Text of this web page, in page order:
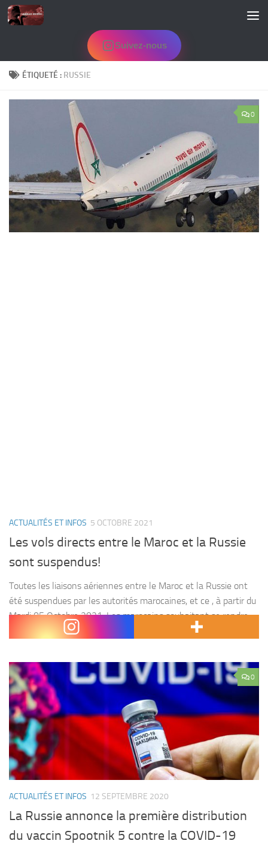
Skip to content
Suivez-nous
ÉTIQUETÉ : RUSSIE
0
ACTUALITÉS ET INFOS 5 OCTOBRE 2021
Les vols directs entre le Maroc et la Russie
sont suspendus!
Toutes les liaisons aériennes entre le Maroc et la Russie ont
été suspendues par les autorités marocaines, et ce , à partir du
Mardi 05 Octobre 2021. Les marocains souhaitant se rendre
en Russie...
0
ACTUALITÉS ET INFOS 12 SEPTEMBRE 2020
La Russie annonce la première distribution
du vaccin Spootnik 5 contre la COVID-19